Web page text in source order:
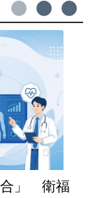
合」 衛福